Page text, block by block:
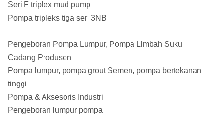
Seri F triplex mud pump
Pompa tripleks tiga seri 3NB
Pengeboran Pompa Lumpur, Pompa Limbah Suku
Cadang Produsen
Pompa lumpur, pompa grout Semen, pompa bertekanan
tinggi
Pompa & Aksesoris Industri
Pengeboran lumpur pompa